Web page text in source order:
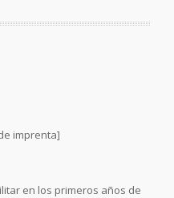
imprenta]
en los primeros años de